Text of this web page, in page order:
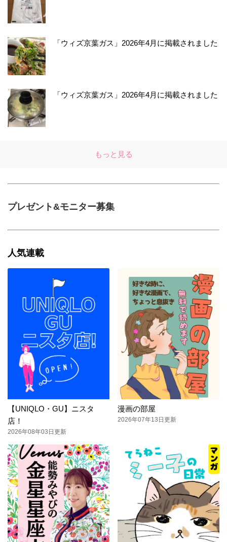
「ウィズ京葉ガス」2026年4月に掲載されました
「ウィズ京葉ガス」2026年4月に掲載されました
もっと見る
プレゼント&モニター募集
人気連載
【UNIQLO・GU】ニスタ
店！
2026年08年03日更新
漫画の部屋
2026年07年13日更新